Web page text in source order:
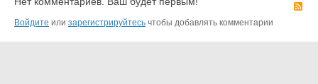
Войдите или зарегистрируйтесь чтобы добавлять комментарии